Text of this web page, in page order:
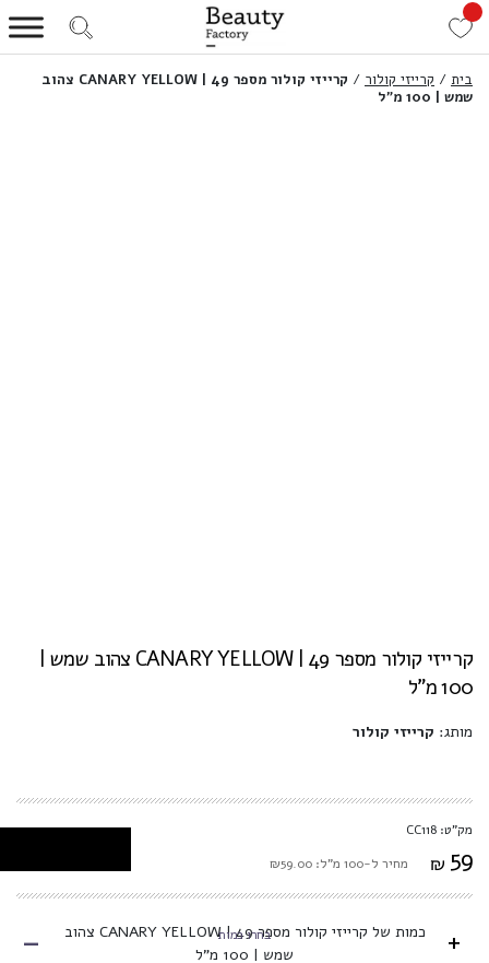
בית / קרייזי קולור /
קרייזי קולור מספר 49 | CANARY YELLOW צהוב
שמש | 100 מ”ל
קרייזי קולור מספר 49 | CANARY YELLOW צהוב שמש |
100 מ"ל
מותג: קרייזי קולור
מק"ט: CC118
₪ 59 מחיר ל-100 מ"ל: ₪59.00
+
כמות של קרייזי קולור מספר 49 | CANARY YELLOW צהוב
שמש | 100 מ"ל
בחרו כמות -